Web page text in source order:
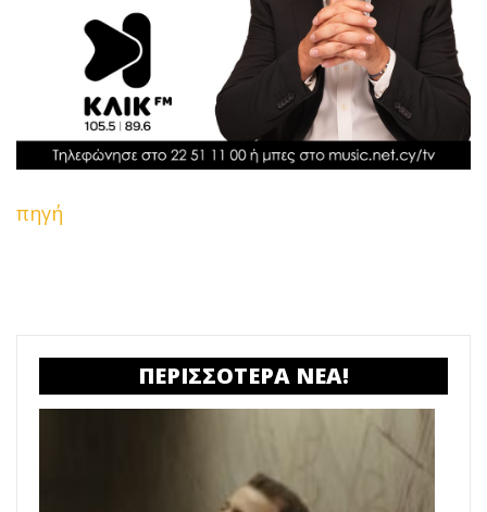
πηγή
ΠΕΡΙΣΣΟΤΕΡΑ ΝΕΑ!